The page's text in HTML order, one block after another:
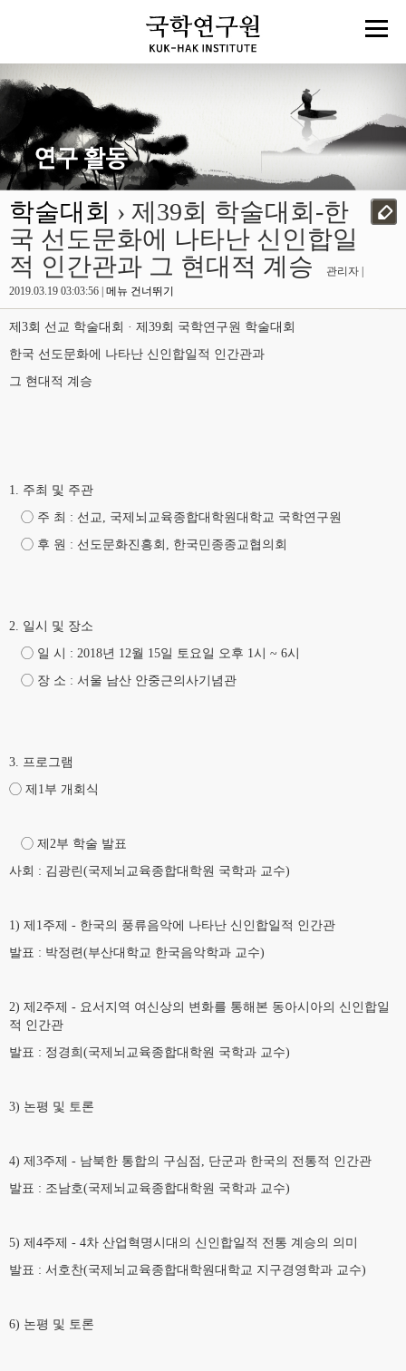
학술대회 › 제39회 학술대회-한
국 선도문화에 나타난 신인합일
적 인간관과 그 현대적 계승
관리자 |
2019.03.19 03:03:56 | 메뉴 건너뛰기
제3회 선교 학술대회 · 제39회 국학연구원 학술대회
한국 선도문화에 나타난 신인합일적 인간관과
그 현대적 계승
1. 주최 및 주관
◯ 주 최 : 선교, 국제뇌교육종합대학원대학교 국학연구원
◯ 후 원 : 선도문화진흥회, 한국민종종교협의회
2. 일시 및 장소
◯ 일 시 : 2018년 12월 15일 토요일 오후 1시 ~ 6시
◯ 장 소 : 서울 남산 안중근의사기념관
3. 프로그램
◯ 제1부 개회식
◯ 제2부 학술 발표
사회 : 김광린(국제뇌교육종합대학원 국학과 교수)
1) 제1주제 - 한국의 풍류음악에 나타난 신인합일적 인간관
발표 : 박정련(부산대학교 한국음악학과 교수)
2) 제2주제 - 요서지역 여신상의 변화를 통해본 동아시아의 신인합일
적 인간관
발표 : 정경희(국제뇌교육종합대학원 국학과 교수)
3) 논평 및 토론
4) 제3주제 - 남북한 통합의 구심점, 단군과 한국의 전통적 인간관
발표 : 조남호(국제뇌교육종합대학원 국학과 교수)
5) 제4주제 - 4차 산업혁명시대의 신인합일적 전통 계승의 의미
발표 : 서호찬(국제뇌교육종합대학원대학교 지구경영학과 교수)
6) 논평 및 토론